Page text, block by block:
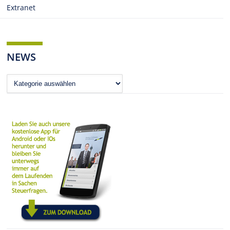
Extranet
NEWS
News